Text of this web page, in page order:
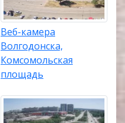
Веб-камера
Волгодонска,
Комсомольская
площадь